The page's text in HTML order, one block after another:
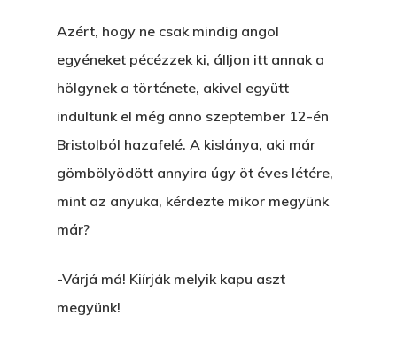
Azért, hogy ne csak mindig angol
egyéneket pécézzek ki, álljon itt annak a
hölgynek a története, akivel együtt
indultunk el még anno szeptember 12-én
Bristolból hazafelé. A kislánya, aki már
gömbölyödött annyira úgy öt éves létére,
mint az anyuka, kérdezte mikor megyünk
már?
-Várjá má! Kiírják melyik kapu aszt
megyünk!